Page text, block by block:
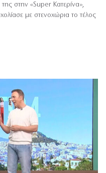
στην «Super Κατερίνα»,
με στενοχώρια το τέλος